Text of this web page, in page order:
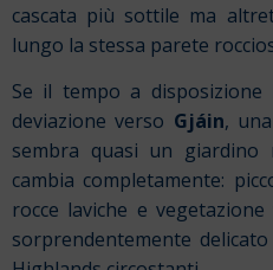
cascata più sottile ma
lungo la stessa parete
Se il tempo a
deviazione verso Gjáin,
sembra quasi un giardino
cambia completamente:
rocce laviche e
sorprendentemente